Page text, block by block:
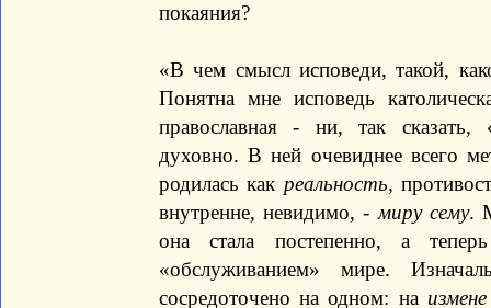
покаяния?
«В чем смысл исповеди, такой,
Понятна мне исповедь
православная - ни, так сказать,
духовно. В ней очевиднее всего
родилась как реальность,
внутренне, невидимо, -миру сему.
она стала постепенно, а
«обслуживанием» мире.
сосредоточено на одном: на измене